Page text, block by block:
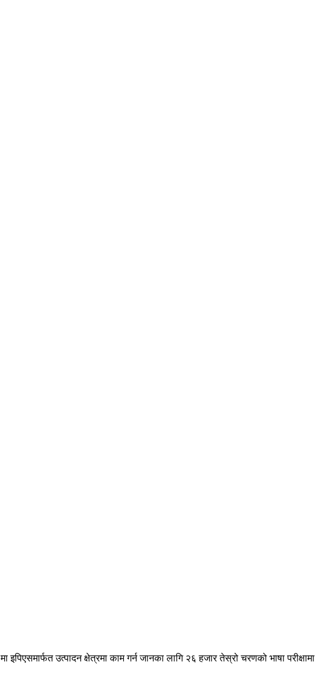
उत्पादन क्षेत्रमा काम गर्न जानका लागि २६ हजार तेस्रो चरणको भाषा परीक्षामा